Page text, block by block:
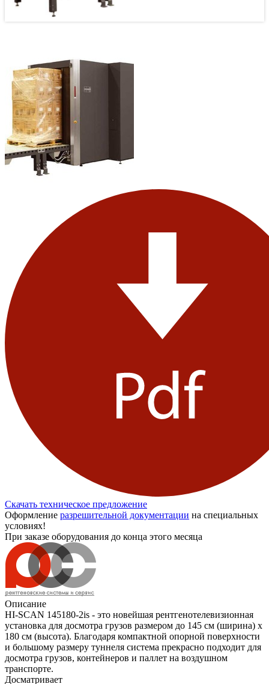
Скачать техническое предложение
Оформление разрешительной документации на специальных
условиях!
При заказе оборудования до конца этого месяца
Описание
HI-SCAN 145180-2is - это новейшая рентгенотелевизионная
установка для досмотра грузов размером до 145 см (ширина) х
180 см (высота). Благодаря компактной опорной поверхности
и большому размеру туннеля система прекрасно подходит для
досмотра грузов, контейнеров и паллет на воздушном
транспорте.
Досматривает